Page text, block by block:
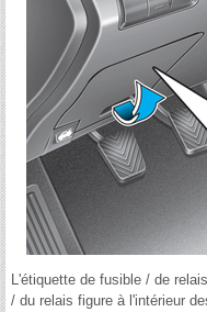
L'étiquette de fusible / de
/ du relais figure à l'intérieur